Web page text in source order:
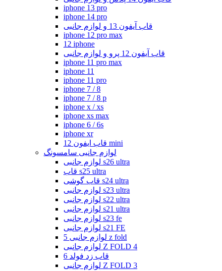
iphone 13 pro
iphone 14 pro
قاب آیفون 13 و لوازم جانبی
iphone 12 pro max
12 iphone
قاب آیفون 12 پرو و لوازم جانبی
iphone 11 pro max
iphone 11
iphone 11 pro
iphone 7 / 8
iphone 7 / 8 p
iphone x / xs
iphone xs max
iphone 6 / 6s
iphone xr
قاب ایفون 12 mini
لوازم جانبی سامسونگ
لوازم جانبی s26 ultra
قاب s25 ultra
قاب گوشی s24 ultra
لوازم جانبی s23 ultra
لوازم جانبی s22 ultra
لوازم جانبی s21 ultra
لوازم جانبی s23 fe
لوازم جانبی s21 FE
لوازم جانبی 5 z fold
لوازم جانبی Z FOLD 4
قاب زد فولد 6
لوازم جانبی Z FOLD 3